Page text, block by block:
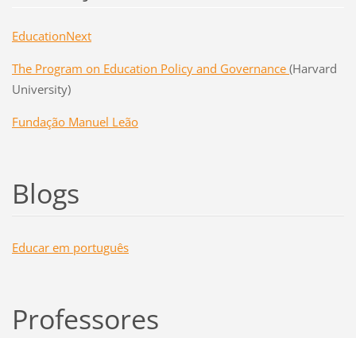
EducationNext
The Program on Education Policy and Governance (Harvard
University)
Fundação Manuel Leão
Blogs
Educar em português
Professores